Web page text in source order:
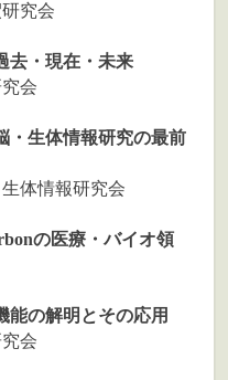
究会
去・現在・未来
会
生体情報研究の最前
体情報研究会
の医療・バイオ領
の解明とその応用
会